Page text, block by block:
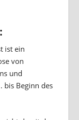
ist ein
von
und
bis Beginn des